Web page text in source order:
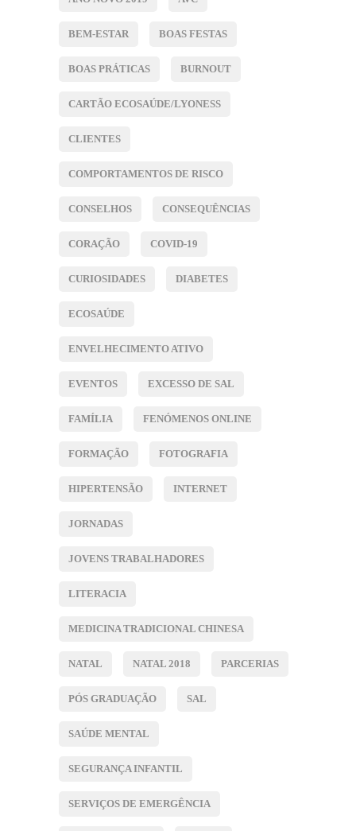
BEM-ESTAR BOAS FESTAS
BOAS PRÁTICAS BURNOUT
CARTÃO ECOSAÚDE/LYONESS
CLIENTES
COMPORTAMENTOS DE RISCO
CONSELHOS CONSEQUÊNCIAS
CORAÇÃO COVID-19
CURIOSIDADES DIABETES
ECOSAÚDE
ENVELHECIMENTO ATIVO
EVENTOS EXCESSO DE SAL
FAMÍLIA FENÓMENOS ONLINE
FORMAÇÃO FOTOGRAFIA
HIPERTENSÃO INTERNET
JORNADAS
JOVENS TRABALHADORES
LITERACIA
MEDICINA TRADICIONAL CHINESA
NATAL NATAL 2018 PARCERIAS
PÓS GRADUAÇÃO SAL
SAÚDE MENTAL
SEGURANÇA INFANTIL
SERVIÇOS DE EMERGÊNCIA